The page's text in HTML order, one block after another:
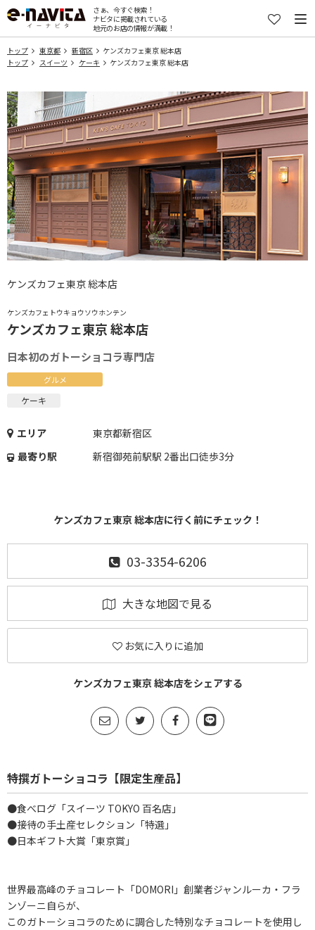
さぁ、今すぐ検索！
ナビタに掲載されている
地元のお店の情報が満載！
トップ 東京都 新宿区
ケンズカフェ東京 総本店
トップ
スイーツ ケーキ ケンズカフェ東京 総本店
ケンズカフェトウキョウソウホンテン
ケンズカフェ東京 総本店
日本初のガトーショコラ専門店
グルメ
ケーキ
エリア
東京都新宿区
最寄り駅
新宿御苑前駅駅 2番出口徒歩3分
ケンズカフェ東京 総本店に行く前にチェック！
03-3354-6206
大きな地図で見る
お気に入りに追加
ケンズカフェ東京 総本店をシェアする
ケンズカフェ東京 総本店
特撰ガトーショコラ【限定生産品】
●食べログ「スイーツ TOKYO 百名店」
●接待の手土産セレクション「特選」
●日本ギフト大賞「東京賞」
世界最高峰のチョコレート「DOMORI」創業者ジャンルーカ・フラ
ンゾーニ自らが、
このガトーショコラのために調合した特別なチョコレートを使用し